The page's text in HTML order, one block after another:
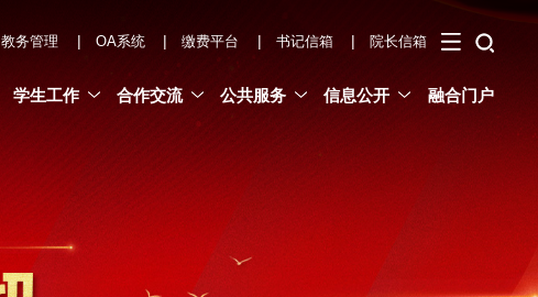
教务管理 | OA系统 | 缴费平台 | 书记信箱 | 院长信箱
学生工作 合作交流 公共服务 信息公开 融合门户